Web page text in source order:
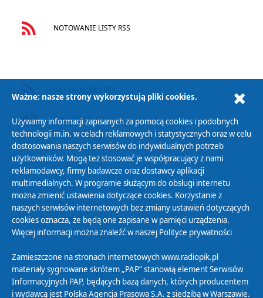
NOTOWANIE LISTY RSS
PODCAST AUDIO
Polityka Prywatności
Zasady korzystania z Serwisu
Organizacje Pożytku Publicznego
Cyfryzacja DAB+
Polityka ochrony danych osobowych
Abonament
Ważne: nasze strony wykorzystują pliki cookies.
Używamy informacji zapisanych za pomocą cookies i podobnych
technologii m.in. w celach reklamowych i statystycznych oraz w celu
dostosowania naszych serwisów do indywidualnych potrzeb
użytkowników. Mogą też stosować je współpracujący z nami
reklamodawcy, firmy badawcze oraz dostawcy aplikacji
multimedialnych. W programie służącym do obsługi internetu
można zmienić ustawienia dotyczące cookies. Korzystanie z
naszych serwisów internetowych bez zmiany ustawień dotyczących
cookies oznacza, że będą one zapisane w pamięci urządzenia.
Więcej informacji można znaleźć w naszej Polityce prywatności
Zamieszczone na stronach internetowych www.radiopik.pl
materiały sygnowane skrótem „PAP” stanowią element Serwisów
Informacyjnych PAP, będących bazą danych, których producentem
i wydawcą jest Polska Agencja Prasowa S.A. z siedzibą w Warszawie.